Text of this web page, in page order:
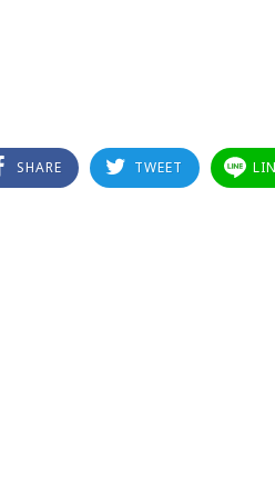
SHARE TWEET